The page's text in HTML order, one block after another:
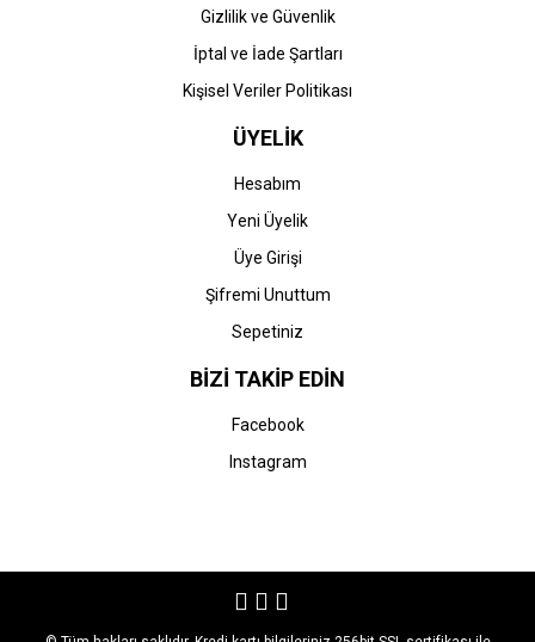
Gizlilik ve Güvenlik
İptal ve İade Şartları
Kişisel Veriler Politikası
ÜYELİK
Hesabım
Yeni Üyelik
Üye Girişi
Şifremi Unuttum
Sepetiniz
BİZİ TAKİP EDİN
Facebook
Instagram